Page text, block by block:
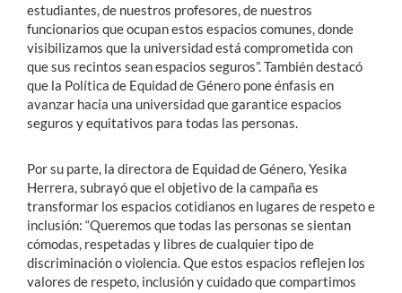
estudiantes, de nuestros profesores, de nuestros
funcionarios que ocupan estos espacios comunes, donde
visibilizamos que la universidad está comprometida con
que sus recintos sean espacios seguros”. También destacó
que la Política de Equidad de Género pone énfasis en
avanzar hacia una universidad que garantice espacios
seguros y equitativos para todas las personas.
Por su parte, la directora de Equidad de Género, Yesika
Herrera, subrayó que el objetivo de la campaña es
transformar los espacios cotidianos en lugares de respeto e
inclusión: “Queremos que todas las personas se sientan
cómodas, respetadas y libres de cualquier tipo de
discriminación o violencia. Que estos espacios reflejen los
valores de respeto, inclusión y cuidado que compartimos